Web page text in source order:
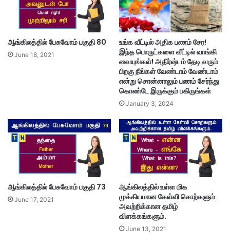
ஆங்கிலத்தில் பேசுவோம் பகுதி 80
June 18, 2021
உங்க வீட்டில் அதிக பணம் சேர!
இந்த பொருட்களை வீட்டில் வாங்கி
வையுங்கள்! அதிர்ஷ்டம் தேடி வரும்
பிறகு நீங்கள் வேண்டாம் வேண்டாம்
என்று சொன்னாலும் பணம் சேர்ந்து
கொண்டே இருக்கும் பகிருங்கள்
January 3, 2024
ஆங்கிலத்தில் பேசுவோம் பகுதி 73
June 17, 2021
ஆங்கிலத்தில் உள்ள மிக
முக்கியமான கேள்வி சொற்களும்
அவற்றிக்கான தமிழ்
விளக்கங்களும்.
June 13, 2021